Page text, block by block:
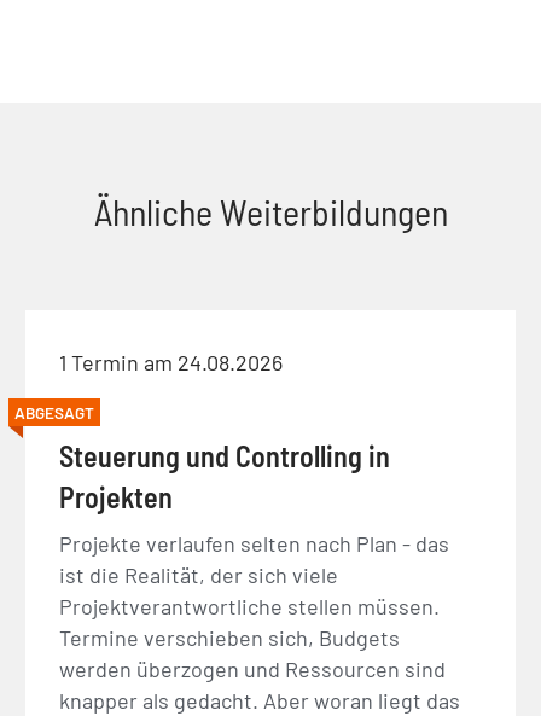
Ähnliche Weiterbildungen
1 Termin am 24.08.2026
ABGESAGT
Steuerung und Controlling in
Projekten
Projekte verlaufen selten nach Plan - das
ist die Realität, der sich viele
Projektverantwortliche stellen müssen.
Termine verschieben sich, Budgets
werden überzogen und Ressourcen sind
knapper als gedacht. Aber woran liegt das